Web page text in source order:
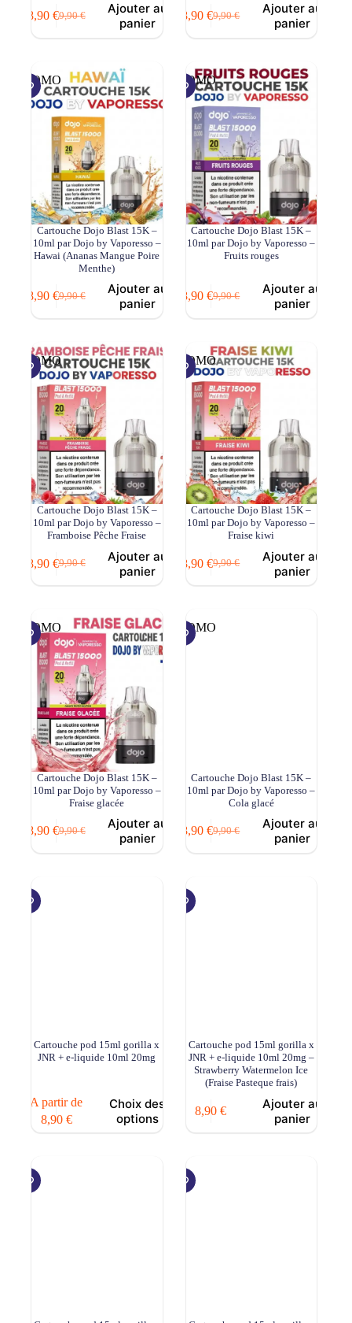
9,90€
Le
9,90 €.
8,90 €Le
8,90 €.
Ajouter au
panier
9,90€
Le
9,90 €.
8,90€Le
8,90 €.
Ajouter au
panier
PROMO
Cartouche Dojo Blast 15K –
10ml par Dojo by Vaporesso –
Hawai (Ananas Mangue Poire
Menthe)
9,90€
Le
était :
9,90 €.
8,90 €Le
est :
8,90 €.
Ajouter au
panier
PROMO
Cartouche Dojo Blast 15K –
10ml par Dojo by Vaporesso –
Fruits rouges
9,90€
Le
était :
9,90 €.
8,90€Le
est :
8,90 €.
Ajouter au
panier
PROMO
Cartouche Dojo Blast 15K –
10ml par Dojo by Vaporesso –
Framboise Pêche Fraise
9,90€
Le
9,90 €.
8,90 €Le
8,90 €.
Ajouter au
panier
PROMO
Cartouche Dojo Blast 15K –
10ml par Dojo by Vaporesso –
Fraise kiwi
9,90€
Le
9,90 €.
8,90€Le
8,90 €.
Ajouter au
panier
PROMO
Cartouche Dojo Blast 15K –
10ml par Dojo by Vaporesso –
Fraise glacée
9,90€
Le
8,90 €Le
Ajouter au
panier
PROMO
Cartouche Dojo Blast 15K –
10ml par Dojo by Vaporesso –
Cola glacé
9,90€
Le
8,90€Le
Ajouter au
panier
Cartouche pod 15ml gorilla x
JNR + e-liquide 10ml 20mg
A partir de
8,90 €
Choix des
options
Ce
produit
Les
options
Cartouche pod 15ml gorilla x
JNR + e-liquide 10ml 20mg –
Strawberry Watermelon Ice
(Fraise Pasteque frais)
8,90€
Ajouter au
panier